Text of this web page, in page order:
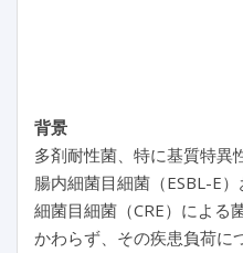
背景
多剤耐性菌、特に基質特異
腸内細菌目細菌（ESBL-E
細菌目細菌（CRE）による
かわらず、その疾患負荷に